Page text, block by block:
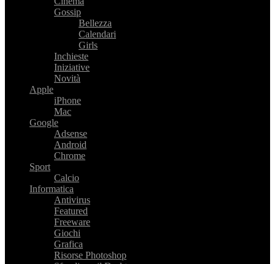
Gossip
Bellezza
Calendari
Girls
Inchieste
Iniziative
Novità
Apple
iPhone
Mac
Google
Adsense
Android
Chrome
Sport
Calcio
Informatica
Antivirus
Featured
Freeware
Giochi
Grafica
Risorse Photoshop